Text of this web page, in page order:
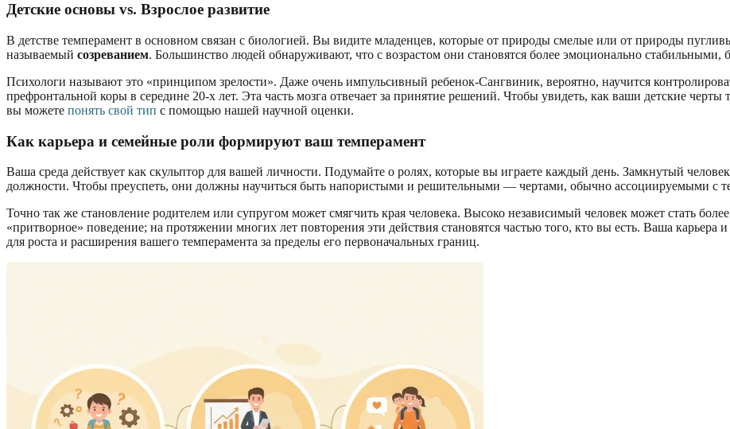
Детские основы vs. Взрослое развитие
В детстве темперамент в основном связан с биологией. Вы видите младенцев, которые от природы смелые или от природы
называемый созреванием. Большинство людей обнаруживают, что с возрастом они становятся более эмоционально стабильными,
Психологи называют это «принципом зрелости». Даже очень импульсивный ребенок-Сангвиник, вероятно, научится
префронтальной коры в середине 20-х лет. Эта часть мозга отвечает за принятие решений. Чтобы увидеть, как ваши детские
вы можете понять свой тип с помощью нашей научной оценки.
Как карьера и семейные роли формируют ваш темперамент
Ваша среда действует как скульптор для вашей личности. Подумайте о ролях, которые вы играете каждый день. Замкнутый
должности. Чтобы преуспеть, они должны научиться быть напористыми и решительными — чертами, обычно ассоциируемыми с
Точно так же становление родителем или супругом может смягчить края человека. Высоко независимый человек может стать
«притворное» поведение; на протяжении многих лет повторения эти действия становятся частью того, кто вы есть. Ваша
для роста и расширения вашего темперамента за пределы его первоначальных границ.